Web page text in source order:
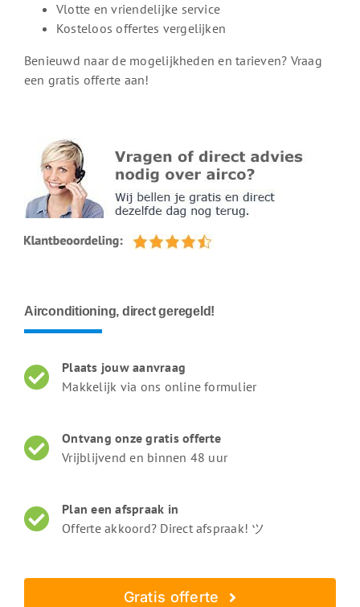
Vlotte en vriendelijke service
Kosteloos offertes vergelijken
Benieuwd naar de mogelijkheden en tarieven? Vraag
een gratis offerte aan!
Airconditioning, direct geregeld!
Plaats jouw aanvraag
Makkelijk via ons online formulier
Ontvang onze gratis offerte
Vrijblijvend en binnen 48 uur
Plan een afspraak in
Offerte akkoord? Direct afspraak! ツ
Gratis offerte